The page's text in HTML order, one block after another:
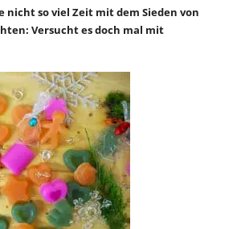
nicht so viel Zeit mit dem Sieden von
Versucht es doch mal mit